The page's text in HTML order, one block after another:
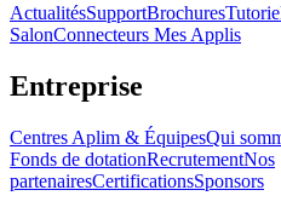
ActualitésSupportBrochures
SalonConnecteurs Mes Applis
Entreprise
Centres Aplim & ÉquipesQui
Fonds de dotationRecrutementNos
partenairesCertificationsSponsors